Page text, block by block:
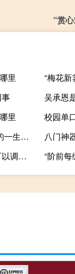
“赏
里
“梅花新
吴承恩
里
校园单
艾伦·耶格尔毫无意义的一生什么梗
户口本里的子女顺序可以调换吗
“阶前每